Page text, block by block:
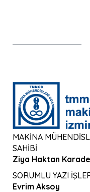
MAKİNA
SAHİBİ
Ziya Haktan
SORUMLU YAZI
Evrim Aksoy